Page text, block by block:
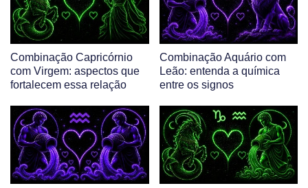
Combinação Capricórnio
com Virgem: aspectos que
fortalecem essa relação
Combinação Aquário com
Leão: entenda a química
entre os signos